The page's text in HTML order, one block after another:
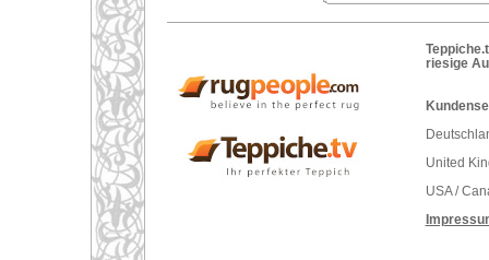
riesige
United
USA /